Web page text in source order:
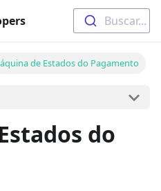
Buscar...
de Estados do Pagamento
do